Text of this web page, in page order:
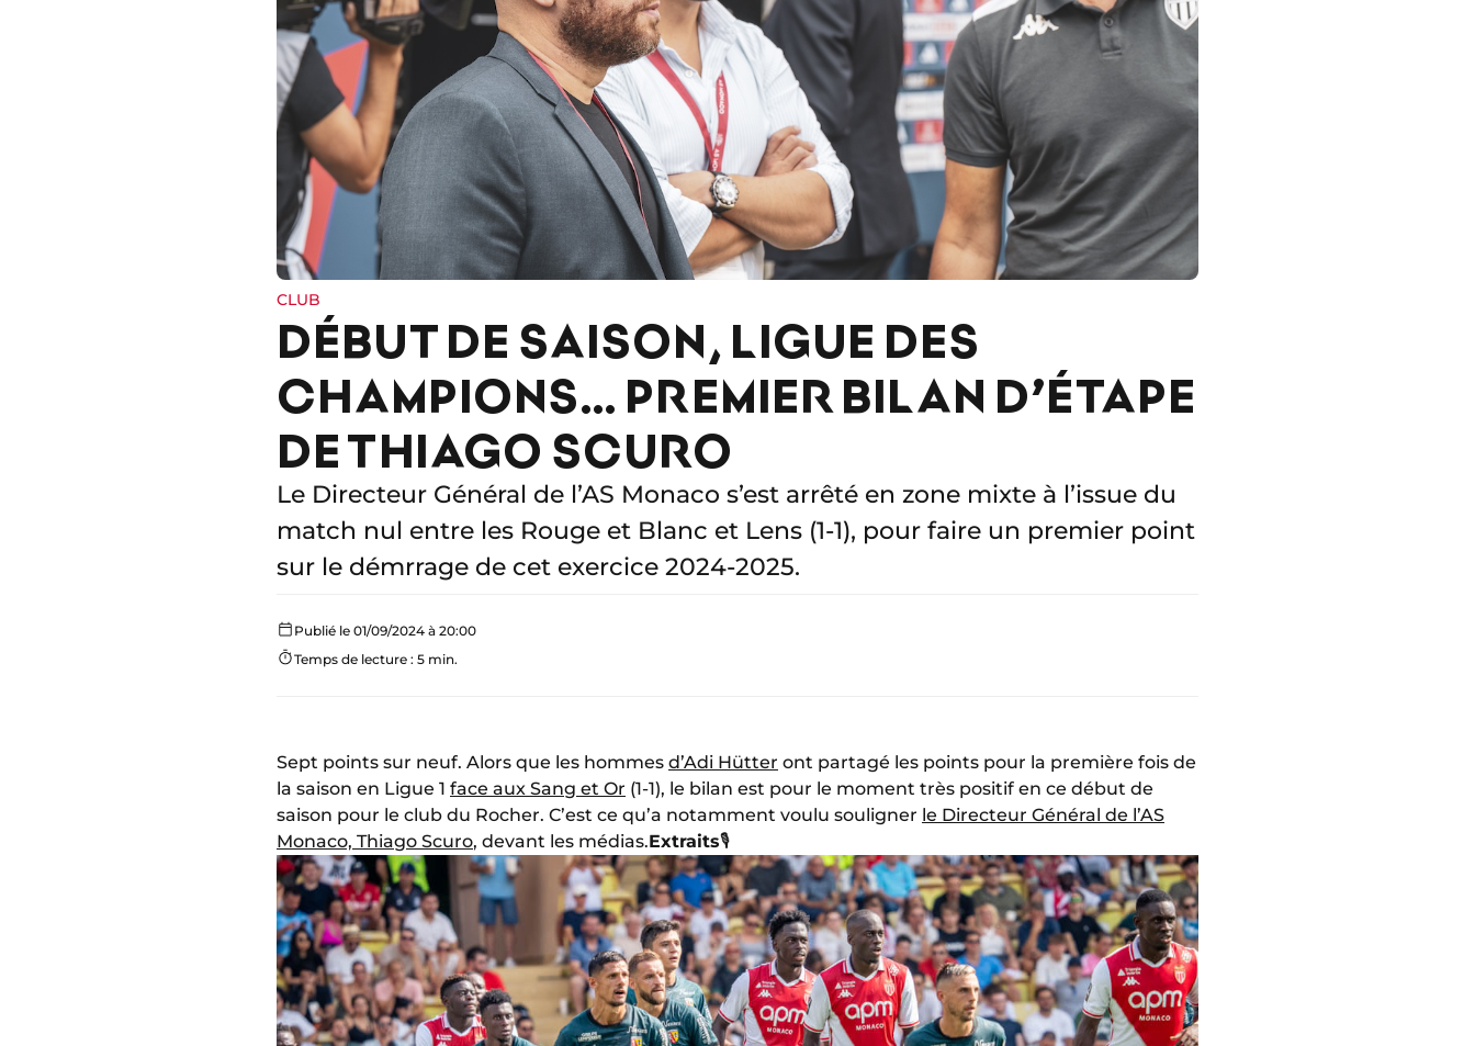
CLUB
DÉBUT DE SAISON, LIGUE DES
CHAMPIONS… PREMIER BILAN D’ÉTAPE
DE THIAGO SCURO
Le Directeur Général de l’AS Monaco s’est arrêté en zone mixte à l’issue du
match nul entre les Rouge et Blanc et Lens (1-1), pour faire un premier point
sur le démrrage de cet exercice 2024-2025.
Publié le 01/09/2024 à 20:00
Temps de lecture : 5 min.
Sept points sur neuf. Alors que les hommes d’Adi Hütter ont partagé les points pour la première fois de
la saison en Ligue 1 face aux Sang et Or (1-1), le bilan est pour le moment très positif en ce début de
saison pour le club du Rocher. C’est ce qu’a notamment voulu souligner le Directeur Général de l’AS
Monaco, Thiago Scuro, devant les médias.Extraits🎙️